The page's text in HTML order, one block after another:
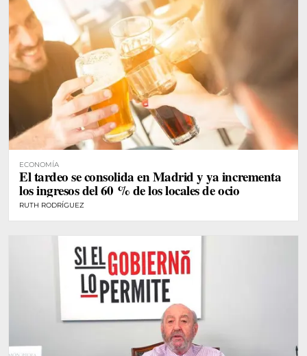
ECONOMÍA
El tardeo se consolida en Madrid y ya incrementa
los ingresos del 60 % de los locales de ocio
RUTH RODRÍGUEZ